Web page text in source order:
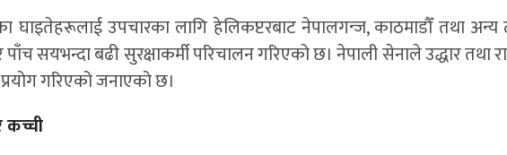
घाइतेहरूलाई उपचारका लागि हेलिकप्टरबाट नेपालगन्ज, काठमाडौँ तथा अन्य
पाँच सयभन्दा बढी सुरक्षाकर्मी परिचालन गरिएको छ। नेपाली सेनाले उद्धार तथा
गरिएको जनाएको छ।